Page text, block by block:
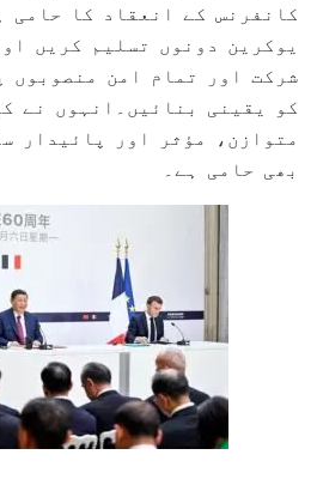
کانفرنس کے انعقاد کا حامی
یوکرین دونوں تسلیم کریں
شرکت اور تمام امن منصوبوں
کو یقینی بنائیں۔انہوں نے
متوازن، مؤثر اور پائیدار
بھی حامی ہے۔